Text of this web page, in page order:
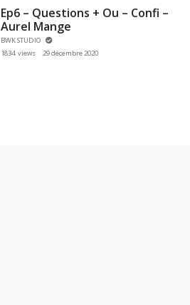
Ep6 – Questions + Ou – Confi –
Aurel Mange
BWK STUDIO
1834 views
29 décembre 2020